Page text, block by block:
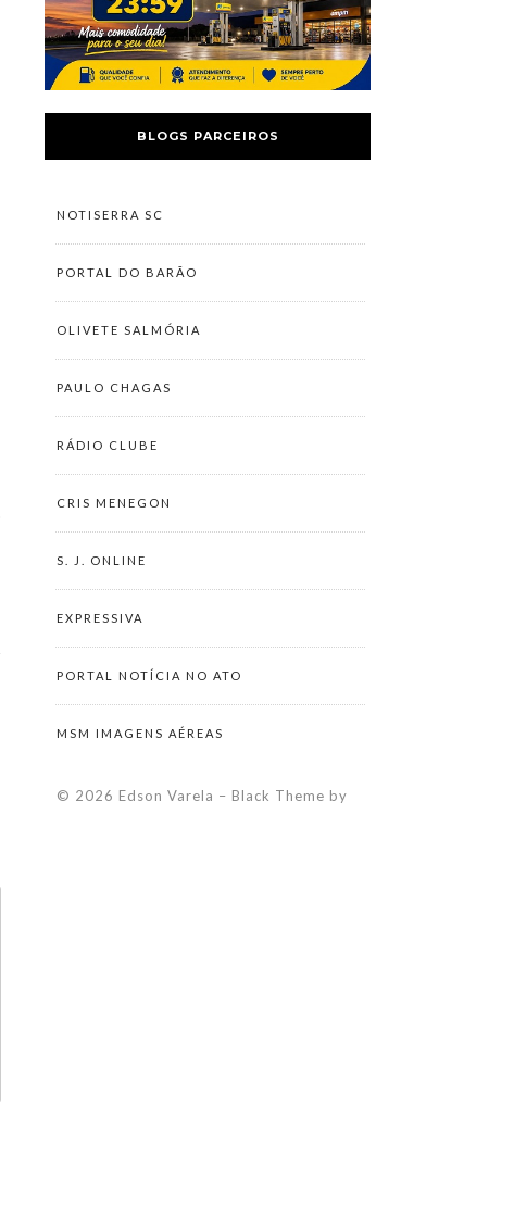
BLOGS PARCEIROS
NOTISERRA SC
PORTAL DO BARÃO
OLIVETE SALMÓRIA
PAULO CHAGAS
RÁDIO CLUBE
CRIS MENEGON
S. J. ONLINE
EXPRESSIVA
PORTAL NOTÍCIA NO ATO
MSM IMAGENS AÉREAS
© 2026 Edson Varela – Black Theme by